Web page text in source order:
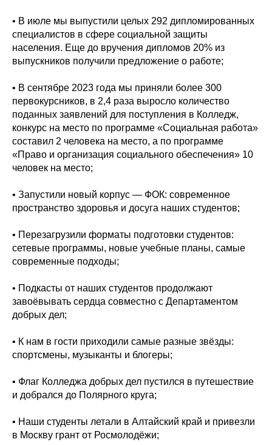
• В июле мы выпустили целых 292 дипломированных
специалистов в сфере социальной защиты
населения. Еще до вручения дипломов 20% из
выпускников получили предложение о работе;
• В сентябре 2023 года мы приняли более 300
первокурсников, в 2,4 раза выросло количество
поданных заявлений для поступления в Колледж,
конкурс на место по программе «Социальная работа»
составил 2 человека на место, а по программе
«Право и организация социального обеспечения» 10
человек на место;
• Запустили новый корпус — ФОК: современное
пространство здоровья и досуга наших студентов;
• Перезагрузили форматы подготовки студентов:
сетевые программы, новые учебные планы, самые
современные подходы;
• Подкасты от наших студентов продолжают
завоёвывать сердца совместно с Департаментом
добрых дел;
• К нам в гости приходили самые разные звёзды:
спортсмены, музыканты и блогеры;
• Флаг Колледжа добрых дел пустился в путешествие
и добрался до Полярного круга;
• Наши студенты летали в Алтайский край и привезли
в Москву грант от Росмолодёжи;